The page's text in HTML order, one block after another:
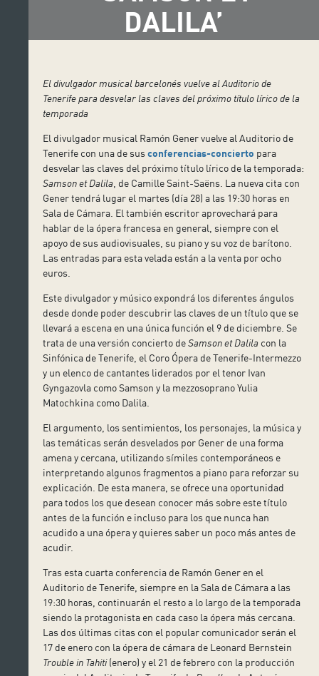
DALILA’
El divulgador musical barcelonés vuelve al Auditorio de
Tenerife para desvelar las claves del próximo título lírico de la
temporada
El divulgador musical Ramón Gener vuelve al Auditorio de
Tenerife con una de susconferencias-concierto para
desvelar las claves del próximo título lírico de la temporada:
Samson et Dalila, de Camille Saint-Saëns. La nueva cita con
Gener tendrá lugar el martes (día 28) a las 19:30 horas en
Sala de Cámara. El también escritor aprovechará para
hablar de la ópera francesa en general, siempre con el
apoyo de sus audiovisuales, su piano y su voz de barítono.
Las entradas para esta velada están a la venta por ocho
euros.
Este divulgador y músico expondrá los diferentes ángulos
desde donde poder descubrir las claves de un título que se
llevará a escena en una única función el 9 de diciembre. Se
trata de una versión concierto deSamson et Dalila con la
Sinfónica de Tenerife, el Coro Ópera de Tenerife-Intermezzo
y un elenco de cantantes liderados por el tenor Ivan
Gyngazovla como Samson y la mezzosoprano Yulia
Matochkina como Dalila.
El argumento, los sentimientos, los personajes, la música y
las temáticas serán desvelados por Gener de una forma
amena y cercana, utilizando símiles contemporáneos e
interpretando algunos fragmentos a piano para reforzar su
explicación. De esta manera, se ofrece una oportunidad
para todos los que desean conocer más sobre este título
antes de la función e incluso para los que nunca han
acudido a una ópera y quieres saber un poco más antes de
acudir.
Tras esta cuarta conferencia de Ramón Gener en el
Auditorio de Tenerife, siempre en la Sala de Cámara a las
19:30 horas, continuarán el resto a lo largo de la temporada
siendo la protagonista en cada caso la ópera más cercana.
Las dos últimas citas con el popular comunicador serán el
17 de enero con la ópera de cámara de Leonard Bernstein
Trouble in Tahiti(enero) y el 21 de febrero con la producción